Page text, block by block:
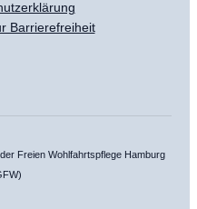
Barrierefreiheit
Freien Wohlfahrtspflege Hamburg